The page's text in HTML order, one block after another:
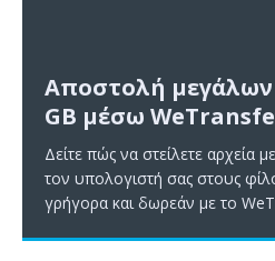
Αποστολή μεγάλων
GB μέσω
Δείτε πώς να στείλετε αρχεία
τον υπολογιστή σας στους
γρήγορα και δωρεάν με το